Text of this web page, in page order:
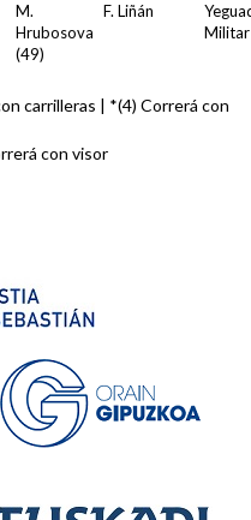
M.
Hrubosova
(49)
F. Liñán
Militar
carrilleras | *(4) Correrá con
con visor